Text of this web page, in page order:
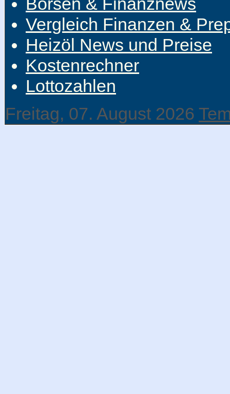
Vergleich Finanzen &
Heizöl News und Preise
Kostenrechner
Lottozahlen
Freitag, 07. August 2026